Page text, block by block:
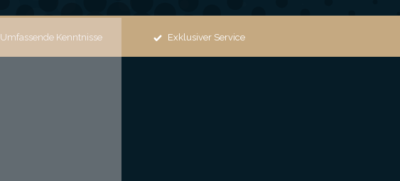
Umfassende Kenntnisse Exklusiver Service